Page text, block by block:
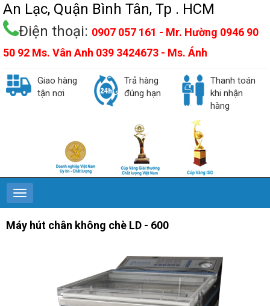
An Lạc, Quận Bình Tân, Tp . HCM
Điện thoại: 0907 057 161 - Mr. Hường 0946 90
50 92 Ms. Vân Anh 039 3424673 - Ms. Ánh
Giao hàng
tận nơi
Trả hàng
đúng hạn
Thanh toán
khi nhận
hàng
Máy hút chân không chè LD - 600